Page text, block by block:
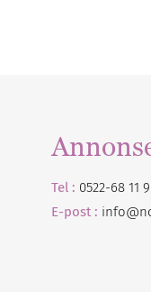
Tel : 0522-68 11
E-post :